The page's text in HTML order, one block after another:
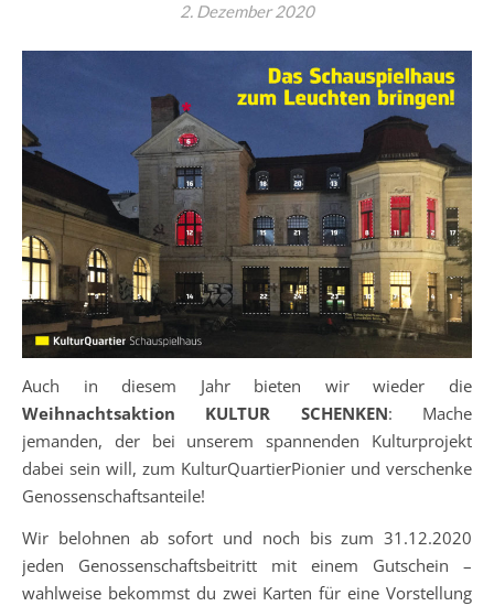
2. Dezember 2020
Auch in diesem Jahr bieten wir wieder die
Weihnachtsaktion KULTUR SCHENKEN: Mache
jemanden, der bei unserem spannenden Kulturprojekt
dabei sein will, zum KulturQuartierPionier und verschenke
Genossenschaftsanteile!
Wir belohnen ab sofort und noch bis zum 31.12.2020
jeden Genossenschaftsbeitritt mit einem Gutschein –
wahlweise bekommst du zwei Karten für eine Vorstellung